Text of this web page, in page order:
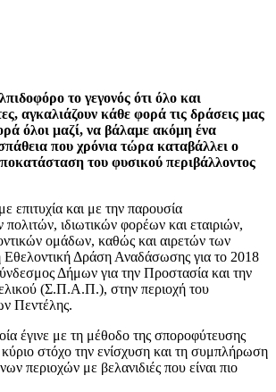
το γεγονός ότι όλο και
αγκαλιάζουν κάθε φορά τις δράσεις μας
όλοι μαζί, να βάλαμε ακόμη ένα
που χρόνια τώρα καταβάλλει ο
του φυσικού περιβάλλοντος
επιτυχία και με την παρουσία
ιδιωτικών φορέων και εταιριών,
ομάδων, καθώς και αιρετών των
Δράση Αναδάσωσης για το 2018
Δήμων για την Προστασία και την
(Σ.Π.Α.Π.), στην περιοχή του
Πεντέλης.
έγινε με τη μέθοδο της σποροφύτευσης
κύριο στόχο την ενίσχυση και τη συμπλήρωση
περιοχών με βελανιδιές που είναι πιο